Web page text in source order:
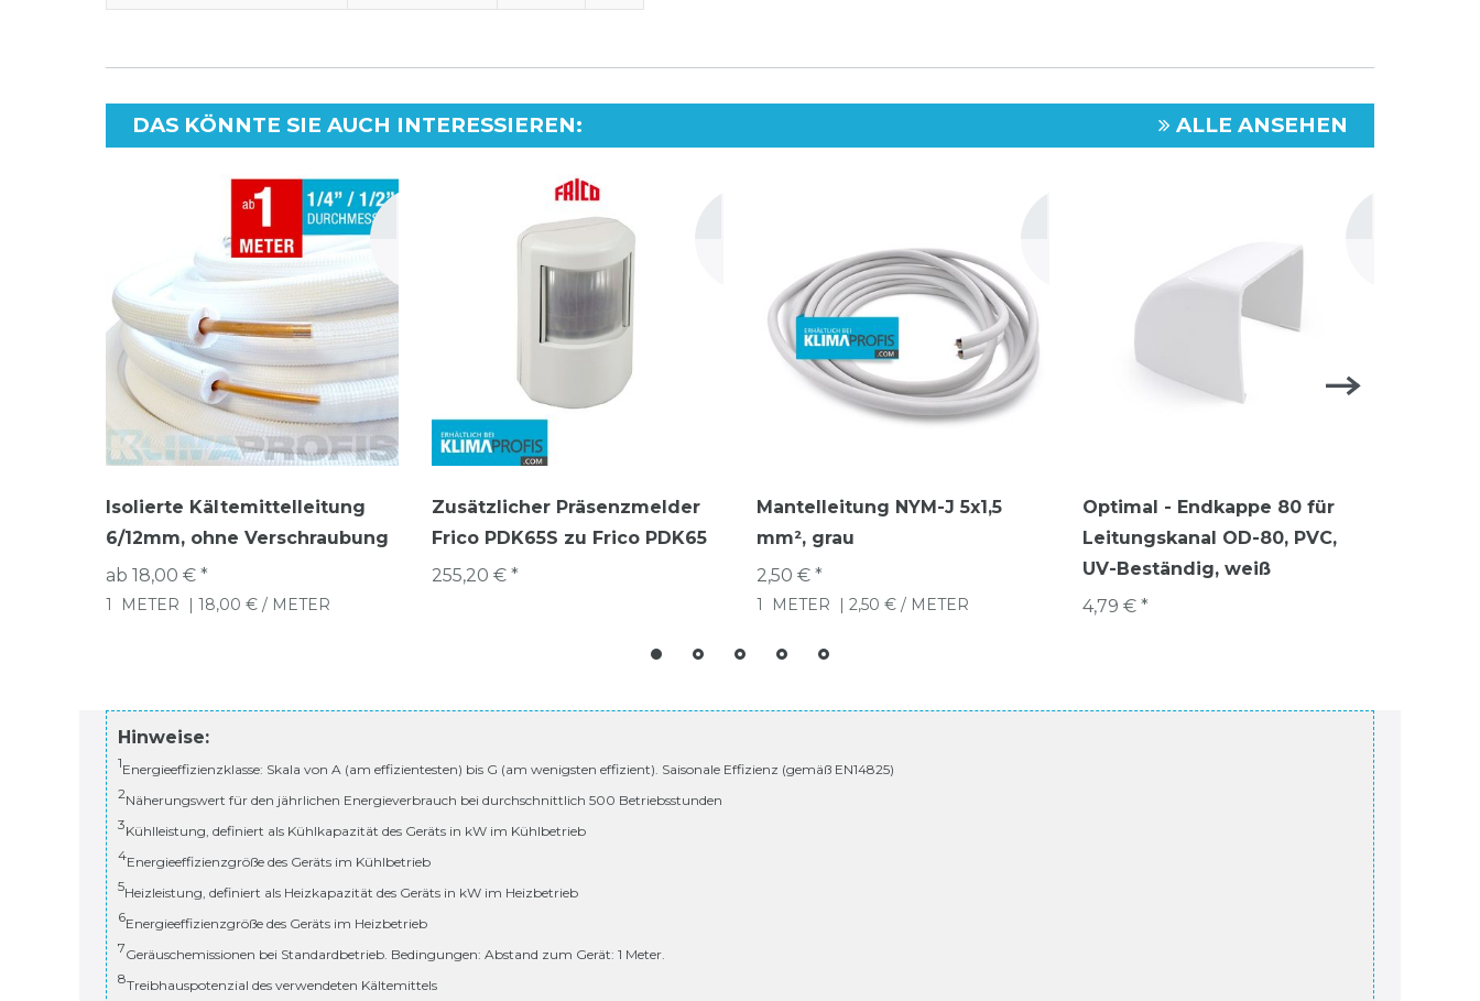
DAS KÖNNTE SIE AUCH INTERESSIEREN: ALLE ANSEHEN
Isolierte Kältemittelleitung
6/12mm, ohne Verschraubung
ab 18,00 € *
1 METER | 18,00 € / METER
Zusätzlicher Präsenzmelder
Frico PDK65S zu Frico PDK65
255,20 € *
Mantelleitung NYM-J 5x1,5
mm², grau
2,50 € *
1 METER | 2,50 € / METER
Optimal - Endkappe 80 für
Leitungskanal OD-80, PVC,
UV-Beständig, weiß
4,79 € *
Hinweise:
1Energieeffizienzklasse: Skala von A (am effizientesten) bis G (am wenigsten effizient). Saisonale Effizienz (gemäß EN14825)
2Näherungswert für den jährlichen Energieverbrauch bei durchschnittlich 500 Betriebsstunden
3Kühlleistung, definiert als Kühlkapazität des Geräts in kW im Kühlbetrieb
4Energieeffizienzgröße des Geräts im Kühlbetrieb
5Heizleistung, definiert als Heizkapazität des Geräts in kW im Heizbetrieb
6Energieeffizienzgröße des Geräts im Heizbetrieb
7Geräuschemissionen bei Standardbetrieb. Bedingungen: Abstand zum Gerät: 1 Meter.
8Treibhauspotenzial des verwendeten Kältemittels